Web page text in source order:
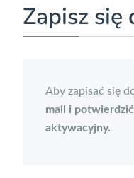
Zapisz
Aby zapisać się
mail i
aktywacyjny.